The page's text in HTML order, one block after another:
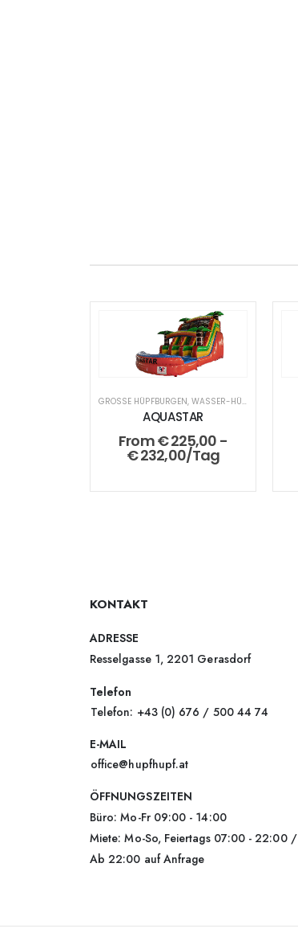
GROSSE HÜPFBURGEN , WASSER-HÜPFBURGEN
AQUASTAR
From€225,00 -
€232,00/Tag
KONTAKT
ADRESSE
Resselgasse 1, 2201 Gerasdorf
Telefon
Telefon: +43 (0) 676 / 500 44 74
E-MAIL
office@hupfhupf.at
ÖFFNUNGSZEITEN
Büro: Mo-Fr 09:00 - 14:00
Miete: Mo-So, Feiertags 07:00 - 22:00 /
Ab 22:00 auf Anfrage